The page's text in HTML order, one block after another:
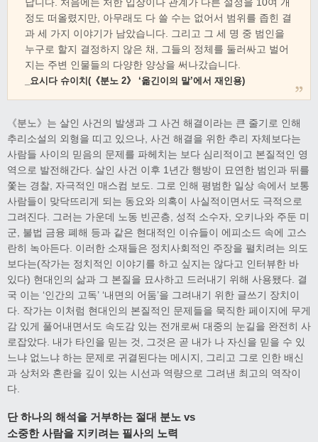
납니다. 처음에는 처한 입장이나 관계가 다른 설정을 10여 개
정도 떠올렸지만, 아무래도 다 쓸 수는 없어서 범위를 좁힌 결
과 세 가지 이야기가 남았습니다. 그리고 그 세 명 중 범인을
누구로 할지 결정하지 않은 채, 그들의 정체를 둘러싸고 벌어
지는 주변 인물들의 다양한 양상을 써나갔습니다.
_요시다 슈이치 (《분노 2》 ‘옮긴이의 말’에서 재인용)
《분노》는 살인 사건의 발생과 그 사건 해결이라는 큰 줄기로 인해
추리소설의 외형을 띠고 있으나, 사건 해결을 위한 추리 자체보다는
사람들 사이의 믿음의 문제를 파헤치는 보다 심리적이고 본질적인 영
역으로 발전해간다. 살인 사건 이후 1년간 행방이 묘연한 범인과 뒤를
쫓는 경찰, 자극적인 매스컴 보도. 그로 인해 평범한 일상 속에서 보통
사람들이 맞닥뜨리게 되는 동요와 의혹이 사실적이면서도 극적으로
그려진다. 그러는 가운데 노동 빈곤층, 성적 소수자, 오키나와 주둔 미
군, 불법 금융 폐해 등과 같은 현대적인 이슈들이 에피소드 속에 고스
란히 녹아든다. 이러한 소재들은 정치사회적인 주장을 펼치려는 의도
보다는(작가는 정치적인 이야기를 하고 싶지는 않다고 인터뷰한 바
있다) 현대인의 삶과 그 본질을 묘사하고 드러내기 위해 사용됐다. 결
국 이는 ‘인간의 고독’ ‘내면의 어둠’을 그려내기 위한 글쓰기 장치이
다. 작가는 이처럼 현대인의 본질적인 문제들을 묵직한 페이지에 무게
감 있게 풀어내면서도 속도감 있는 전개로써 대중의 눈길을 완전히 사
로잡았다. 내가 타인을 믿는 것, 그것은 곧 내가 나 자신을 믿을 수 있
느냐 없느냐 하는 문제로 귀결된다는 메시지, 그리고 그로 인한 배신
과 상처와 혼란을 깊이 있는 시선과 역량으로 그려낸 최고의 역작이
다.
단 하나의 해석을 거부하는 절대 분노 vs
소중한 사람을 지키려는 필사의 노력